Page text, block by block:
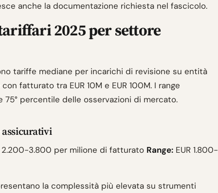
anche la documentazione richiesta nel fascicolo.
2025 per settore
tariffe mediane per incarichi di revisione su entità
fatturato tra EUR 10M e EUR 100M. I range
75° percentile delle osservazioni di mercato.
2.200-3.800 per milione di fatturato Range: EUR 1.800-
la complessità più elevata su strumenti